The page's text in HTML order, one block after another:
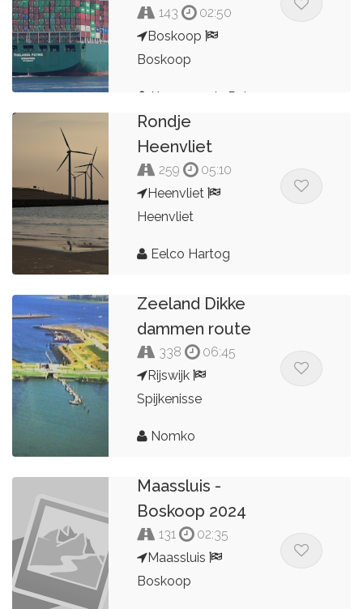
143
02:50
Boskoop
Boskoop
Kees van de Pol
Rondje
Heenvliet
259
05:10
Heenvliet
Heenvliet
Eelco Hartog
Zeeland Dikke
dammen route
338
06:45
Rijswijk
Spijkenisse
Nomko
Maassluis -
Boskoop 2024
131
02:35
Maassluis
Boskoop